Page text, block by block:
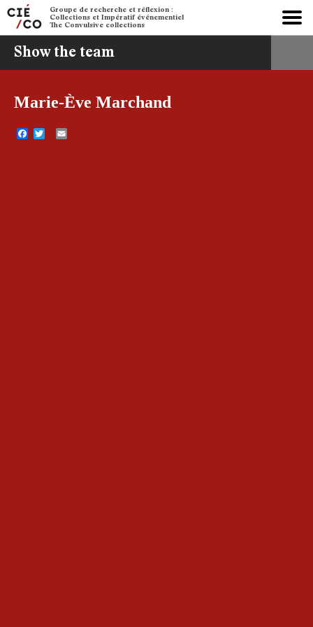
Groupe de recherche et réflexion :
Collections et Impératif événementiel
The Convulsive collections
Marie-Ève Marchand
Facebook
Twitter
Show the team